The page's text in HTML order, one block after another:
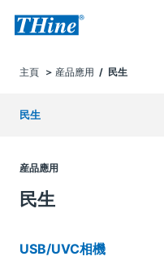
主頁 産品應用 / 民生
民生
産品應用
民生
USB/UVC相機